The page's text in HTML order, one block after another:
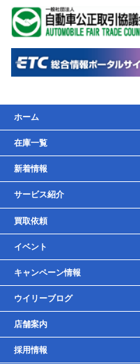
ホーム
在庫一覧
新着情報
サービス紹介
レンタルバイク
車検・点検・整備
貸しガレージ
買取依頼
イベント
キャンペーン情報
ウイリーブログ
店舗案内
採用情報